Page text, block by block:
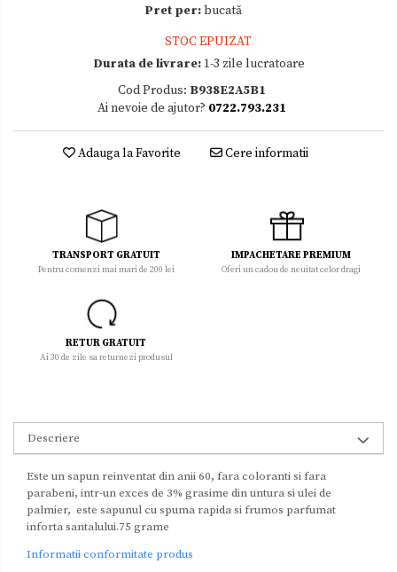
Pret per:bucată
STOC EPUIZAT
Durata de livrare:1-3 zile lucratoare
Cod Produs: B938E2A5B1
Ai nevoie de ajutor? 0722.793.231
Adauga la Favorite Cere informatii
TRANSPORT GRATUIT
Pentru comenzi mai mari de 200 lei
IMPACHETARE PREMIUM
Oferi un cadou de neuitat celor dragi
RETUR GRATUIT
Ai 30 de zile sa returnezi produsul
Descriere
Este un sapun reinventat din anii 60, fara coloranti si fara
parabeni, intr-un exces de 3% grasime din untura si ulei de
palmier, este sapunul cu spuma rapida si frumos parfumat
inforta santalului.75 grame
Informatii conformitate produs